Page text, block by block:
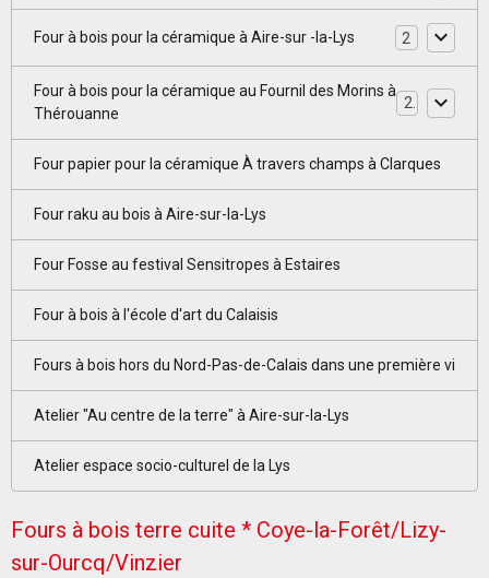
Four à bois pour la céramique à Aire-sur -la-Lys 2
Four à bois pour la céramique au Fournil des Morins à
Thérouanne
Four papier pour la céramique À travers champs à Clarques
Four raku au bois à Aire-sur-la-Lys
Four Fosse au festival Sensitropes à Estaires
Four à bois à l'école d'art du Calaisis
Fours à bois hors du Nord-Pas-de-Calais dans une première vi
Atelier "Au centre de la terre" à Aire-sur-la-Lys
Atelier espace socio-culturel de la Lys
Fours à bois terre cuite * Coye-la-Forêt/Lizy-
sur-Ourcq/Vinzier